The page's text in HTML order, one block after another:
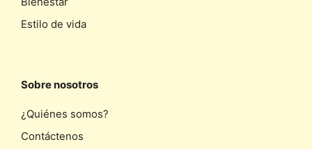
Estilo de vida
Sobre nosotros
¿Quiénes somos?
Contáctenos